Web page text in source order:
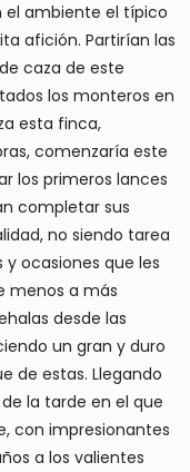
el ambiente el típico
afición. Partirían las
caza de este
los monteros en
esta finca,
comenzaría este
los primeros lances
completar sus
no siendo tarea
ocasiones que les
menos a más
desde las
un gran y duro
de estas. Llegando
la tarde en el que
con impresionantes
a los valientes